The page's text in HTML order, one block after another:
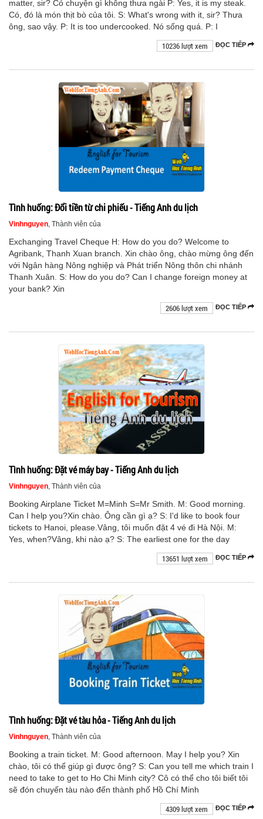
matter, sir? Có chuyện gì không thưa ngài P: Yes, it is my steak.
Có, đó là món thịt bò của tôi. S: What's wrong with it, sir? Thưa
ông, sao vậy. P: It is too undercooked. Nó sống quá. P: I
ĐỌC TIẾP
10236 lượt xem
Tình huống: Đổi tiền từ chi phiếu - Tiếng Anh du lịch
Vinhnguyen , Thành viên của
Exchanging Travel Cheque H: How do you do? Welcome to
Agribank, Thanh Xuan branch. Xin chào ông, chào mừng ông đến
với Ngân hàng Nông nghiệp và Phát triển Nông thôn chi nhánh
Thanh Xuân. S: How do you do? Can I change foreign money at
your bank? Xin
ĐỌC TIẾP
2606 lượt xem
Tình huống: Đặt vé máy bay - Tiếng Anh du lịch
Vinhnguyen , Thành viên của
Booking Airplane Ticket M=Minh S=Mr Smith. M: Good morning.
Can I help you?Xin chào. Ông cần gì ạ? S: I'd like to book four
tickets to Hanoi, please.Vâng, tôi muốn đặt 4 vé đi Hà Nội. M:
Yes, when?Vâng, khi nào ạ? S: The earliest one for the day
ĐỌC TIẾP
13651 lượt xem
Tình huống: Đặt vé tàu hỏa - Tiếng Anh du lịch
Vinhnguyen , Thành viên của
Booking a train ticket. M: Good afternoon. May I help you? Xin
chào, tôi có thể giúp gì được ông? S: Can you tell me which train I
need to take to get to Ho Chi Minh city? Cô có thể cho tôi biết tôi
sẽ đón chuyến tàu nào đến thành phố Hồ Chí Minh
ĐỌC TIẾP
4309 lượt xem